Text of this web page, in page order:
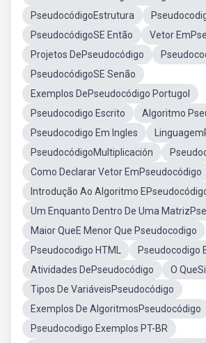
PseudocódigoEstrutura
PseudocódigoSE Então
Vetor
Projetos DePseudocódigo
PseudocódigoSE Senão
Exemplos DePseudocódigo Portugol
Pseudocodigo Escrito
Algoritmo
Pseudocodigo Em Ingles
PseudocódigoMultiplicación
Como Declarar Vetor EmPseudocódigo
Introdução Ao Algoritmo
Um Enquanto Dentro De Uma
Maior QueE Menor Que Pseudocodigo
Pseudocodigo HTML
Pseudocodigo
Atividades DePseudocódigo
O
Tipos De VariáveisPseudocódigo
Exemplos De AlgoritmosPseudocódigo
Pseudocodigo Exemplos PT-BR